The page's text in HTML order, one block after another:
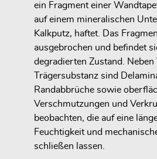
ein Fragment einer
auf einem mineralischen
Kalkputz, haftet. Das
ausgebrochen und befindet
degradierten Zustand. Neben
Trägersubstanz sind
Randabbrüche sowie
Verschmutzungen und
beobachten, die auf eine
Feuchtigkeit und
schließen lassen.